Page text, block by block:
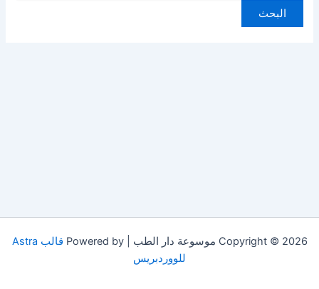
Copyright © 2026 موسوعة دار الطب | Powered by
قالب Astra
للووردبريس